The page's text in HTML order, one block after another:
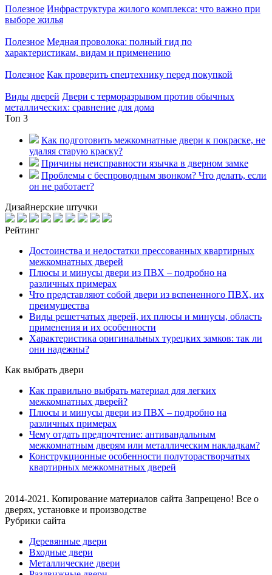
Полезное Инфраструктура жилого комплекса: что важно при
выборе жилья
Полезное Медная проволока: полный гид по
характеристикам, видам и применению
Полезное Как проверить спецтехнику перед покупкой
Виды дверей Двери с терморазрывом против обычных
металлических: сравнение для дома
Топ 3
Как подготовить межкомнатные двери к покраске, не
удаляя старую краску?
Причины неисправности язычка в дверном замке
Проблемы с беспроводным звонком? Что делать, если
он не работает?
Дизайнерские штучки
Рейтинг
Достоинства и недостатки прессованных квартирных
межкомнатных дверей
Плюсы и минусы двери из ПВХ – подробно на
различных примерах
Что представляют собой двери из вспененного ПВХ, их
преимущества
Виды решетчатых дверей, их плюсы и минусы, область
применения и их особенности
Характеристика оригинальных турецких замков: так ли
они надежны?
Как выбрать двери
Как правильно выбрать материал для легких
межкомнатных дверей?
Плюсы и минусы двери из ПВХ – подробно на
различных примерах
Чему отдать предпочтение: антивандальным
межкомнатным дверям или металлическим накладкам?
Конструкционные особенности полуторастворчатых
квартирных межкомнатных дверей
2014-2021. Копирование материалов сайта Запрещено! Все о
дверях, установке и производстве
Рубрики сайта
Деревянные двери
Входные двери
Металлические двери